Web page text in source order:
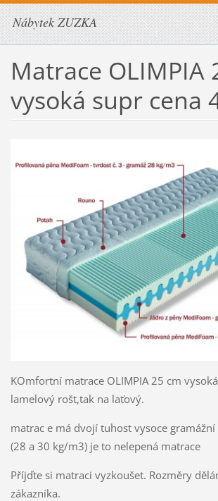
Nábytek ZUZKA
Matrace OLIMPIA
vysoká supr cena
KOmfortní matrace OLIMPIA 25 cm
lamelový rošt,tak na laťový.
matrac e má dvojí tuhost vysoce
(28 a 30 kg/m3) je to nelepená matrace
Příjďte si matraci vyzkoušet. Rozměry
zákazníka.